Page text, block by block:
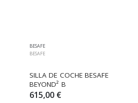
BESAFE
BESAFE
SILLA DE COCHE BESAFE
BEYOND² B
615,00 €